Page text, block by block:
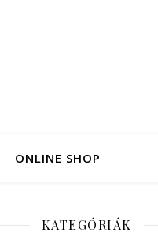
ONLINE SHOP
KATEGÓRIÁK